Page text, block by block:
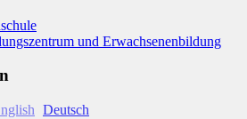
und Erwachsenenbildung
Deutsch